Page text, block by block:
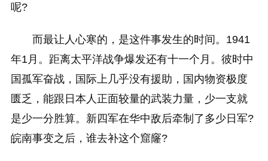
呢?
而最让人心寒的，是这件事发生的时间。1941
年1月。距离太平洋战争爆发还有十一个月。彼时中
国孤军奋战，国际上几乎没有援助，国内物资极度
匮乏，能跟日本人正面较量的武装力量，少一支就
是少一分胜算。新四军在华中敌后牵制了多少日军?
皖南事变之后，谁去补这个窟窿?